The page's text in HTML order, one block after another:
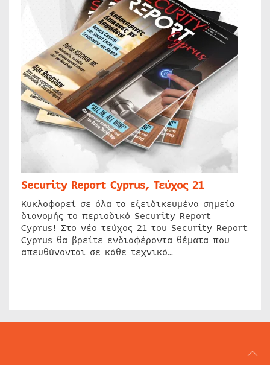
Security Report Cyprus, Τεύχος 21
Κυκλοφορεί σε όλα τα εξειδικευμένα σημεία
διανομής το περιοδικό Security Report
Cyprus! Στο νέο τεύχος 21 του Security Report
Cyprus θα βρείτε ενδιαφέροντα θέματα που
απευθύνονται σε κάθε τεχνικό…